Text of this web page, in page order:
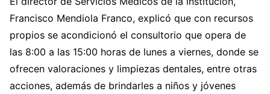
Francisco Mendiola Franco, explicó que con recursos
propios se acondicionó el consultorio que opera de
las 8:00 a las 15:00 horas de lunes a viernes, donde se
ofrecen valoraciones y limpiezas dentales, entre otras
acciones, además de brindarles a niños y jóvenes